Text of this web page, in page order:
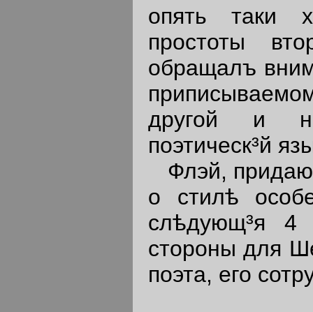
опять таки
простоты
обращалъ
другой и
поэтическ³й
Флэй,
о стилѣ
слѣдующ³я 4
стороны для
поэта, его